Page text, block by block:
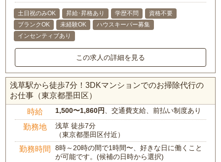
土日祝のみOK 昇給･昇格あり 学歴不問
資格不要
ブランクOK
未経験OK
ハウスキーパー募集
インセンティブあり
この求人の詳細を見る
浅草駅から徒歩7分！3DKマンションでのお掃除代行の
お仕事（東京都墨田区）
時給 1,500〜1,860円、交通費支給、前払い制度あり
勤務地
浅草 徒歩7分
（東京都墨田区付近）
勤務時間
8時～20時の間で1時間〜、好きな日に働くこと
が可能です。(候補の日時から選択)